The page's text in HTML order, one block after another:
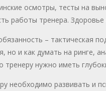
осмотры, тесты на
работы тренера.
– тактическая
но и как думать на ринге,
тренеру нужно иметь
необходимо развивать и